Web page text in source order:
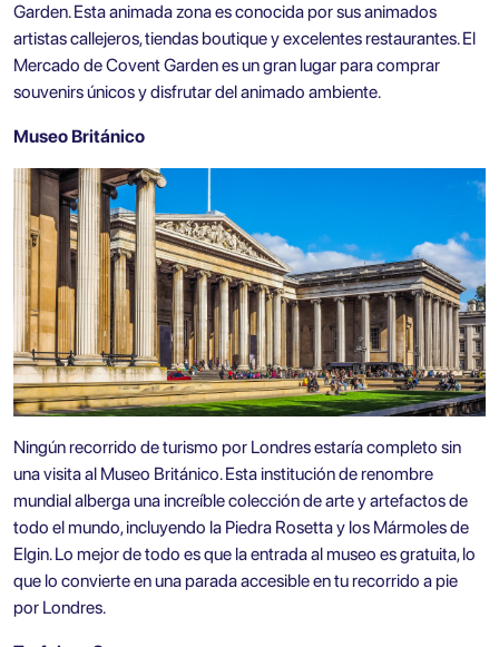
Garden. Esta animada zona es conocida por sus animados
artistas callejeros, tiendas boutique y excelentes restaurantes. El
Mercado de Covent Garden es un gran lugar para comprar
souvenirs únicos y disfrutar del animado ambiente.
Museo Británico
Ningún recorrido de turismo por Londres estaría completo sin
una visita al Museo Británico. Esta institución de renombre
mundial alberga una increíble colección de arte y artefactos de
todo el mundo, incluyendo la Piedra Rosetta y los Mármoles de
Elgin. Lo mejor de todo es que la entrada al museo es gratuita, lo
que lo convierte en una parada accesible en tu recorrido a pie
por Londres.